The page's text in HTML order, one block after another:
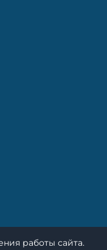
работы сайта.